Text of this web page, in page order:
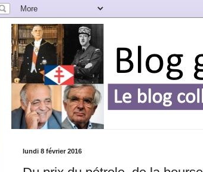
lundi 8 février 2016